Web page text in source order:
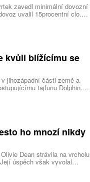
zavedl minimální dovozní
uvalil 15procentní clo.
a je hlavní složkou
producentem je Čína.
kvůli blížícímu se
jihozápadní části země a
tajfunu Dolphin.
silný vítr, prudký déšť a
je tajfunem první, tedy
ho mnozí nikdy
Dean strávila na vrcholu
úspěch však vyvolal
nikdy neslyšela. Hudební
poslouchají úplně jiné